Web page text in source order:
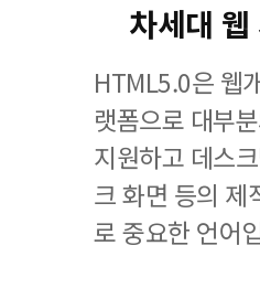
차세대
HTML5.0은 웹
랫폼으로 대부
지원하고 데스
크 화면 등의 제
로 중요한 언어